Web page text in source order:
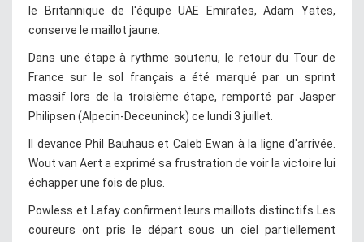
le Britannique de l'équipe UAE Emirates, Adam Yates,
conserve le maillot jaune.
Dans une étape à rythme soutenu, le retour du Tour de
France sur le sol français a été marqué par un sprint
massif lors de la troisième étape, remporté par Jasper
Philipsen (Alpecin-Deceuninck) ce lundi 3 juillet.
Il devance Phil Bauhaus et Caleb Ewan à la ligne d'arrivée.
Wout van Aert a exprimé sa frustration de voir la victoire lui
échapper une fois de plus.
Powless et Lafay confirment leurs maillots distinctifs Les
coureurs ont pris le départ sous un ciel partiellement